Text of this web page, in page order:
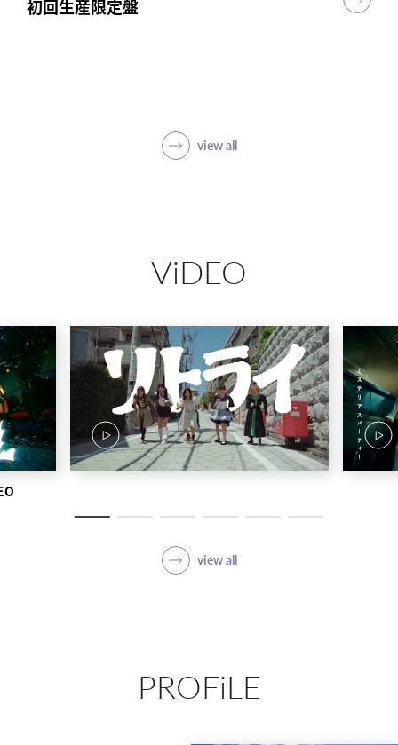
初回生産限定盤
初回生産限定盤
初回生産限定盤
突破
初回生産限定盤(1CD＋5Blu-ray＋PHOTO
view all
ViDEO
view all
PROFiLE